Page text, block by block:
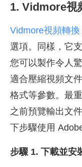
1. Vidmore視
Vidmore視頻轉換
選項。同樣，它
您可以製作令人
適合壓縮視頻文
格式等參數。最
之前預覽輸出文
下步驟使用
步驟 1. 下載並安